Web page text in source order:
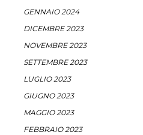
GENNAIO 2024
DICEMBRE 2023
NOVEMBRE 2023
SETTEMBRE 2023
LUGLIO 2023
GIUGNO 2023
MAGGIO 2023
FEBBRAIO 2023